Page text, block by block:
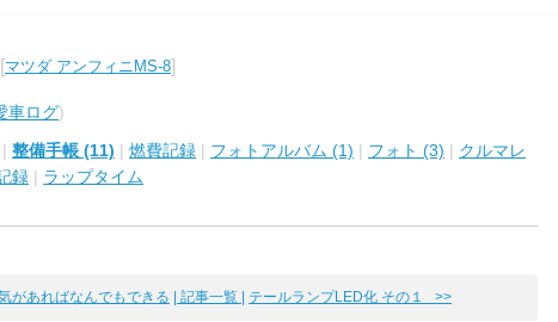
[マツダ アンフィニMS-8]
車ログ)
| 整備手帳 (11) | 燃費記録 | フォトアルバム (1) | フォト (3) | クルマレ
録 | ラップタイム
があればなんでもできる | 記事一覧 | テールランプLED化 その１ >>